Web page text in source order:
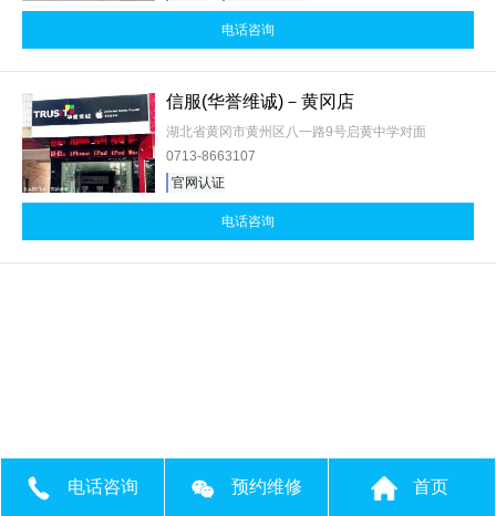
电话咨询
信服(华誉维诚)－黄冈店
湖北省黄冈市黄州区八一路9号启黄中学对面
0713-8663107
官网认证
电话咨询
电话咨询 预约维修 首页